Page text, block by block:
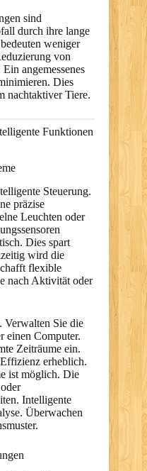
sind
durch ihre lange
weniger
von
angemessenes
Dies
nachtaktiver Tiere.
Funktionen
Steuerung.
präzise
Leuchten oder
Dies spart
wird die
flexible
nach Aktivität oder
Verwalten Sie die
einen Computer.
Zeiträume ein.
erheblich.
ist möglich. Die
Intelligente
Überwachen